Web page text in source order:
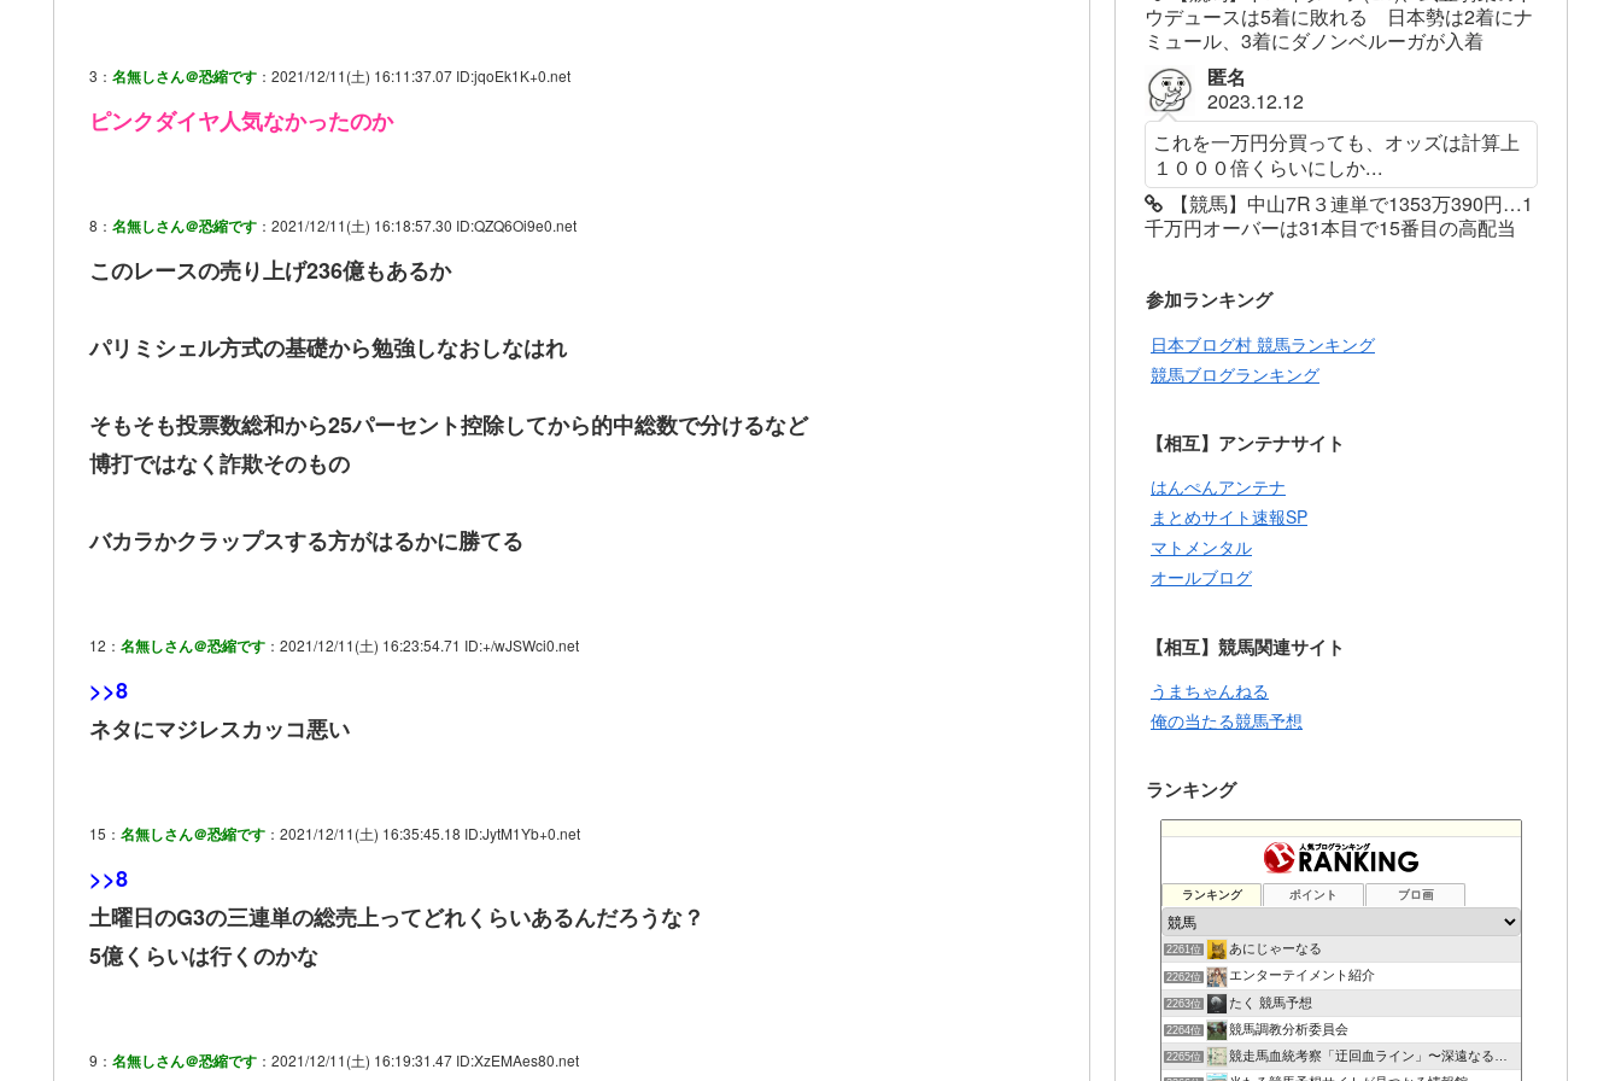
3： 名無しさん＠恐縮です ：2021/12/11(土) 16:11:37.07 ID:jqoEk1K+0.net
ピンクダイヤ人気なかったのか
8： 名無しさん＠恐縮です ：2021/12/11(土) 16:18:57.30 ID:QZQ6Oi9e0.net
このレースの売り上げ236億もあるか
パリミシェル方式の基礎から勉強しなおしなはれ
そもそも投票数総和から25パーセント控除してから的中総数で分けるなど
博打ではなく詐欺そのもの
バカラかクラップスする方がはるかに勝てる
12： 名無しさん＠恐縮です ：2021/12/11(土) 16:23:54.71 ID:+/wJSWci0.net
>>8
ネタにマジレスカッコ悪い
15： 名無しさん＠恐縮です ：2021/12/11(土) 16:35:45.18 ID:JytM1Yb+0.net
>>8
土曜日のG3の三連単の総売上ってどれくらいあるんだろうな？
5億くらいは行くのかな
9： 名無しさん＠恐縮です ：2021/12/11(土) 16:19:31.47 ID:XzEMAes80.net
ウデュースは5着に敗れる 日本勢は2着にナ
ミュール、3着にダノンベルーガが入着
匿名
2023.12.12
これを一万円分買っても、オッズは計算上
１０００倍くらいにしか...
【競馬】中山7R３連単で1353万390円…1
千万円オーバーは31本目で15番目の高配当
参加ランキング
日本ブログ村 競馬ランキング
競馬ブログランキング
【相互】アンテナサイト
はんぺんアンテナ
まとめサイト速報SP
マトメンタル
オールブログ
【相互】競馬関連サイト
うまちゃんねる
俺の当たる競馬予想
ランキング
ランキング ポイント ブロ画
2261位 あにじゃーなる
2262位 エンターテイメント紹介
2263位 たく 競馬予想
2264位 競馬調教分析委員会
2265位 競走馬血統考察「迂回血ライン」〜深遠なる血の連鎖〜